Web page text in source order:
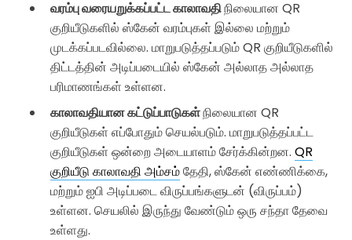
வரம்பு வரையறுக்கப்பட்ட காலாவதிநிலையான QR
குறியீடுகளில் ஸ்கேன் வரம்புகள் இல்லை மற்றும்
முடக்கப்படவில்லை. மாறுபடுத்தப்படும் QR குறியீடுகளில்
திட்டத்தின் அடிப்படையில் ஸ்கேன் அல்லாத அல்லாத
பரிமாணங்கள் உள்ளன.
காலாவதியான கட்டுப்பாடுகள்நிலையான QR
குறியீடுகள் எப்போதும் செயல்படும். மாறுபடுத்தப்பட்ட
குறியீடுகள் ஒன்றை அடையாளம் சேர்க்கின்றன. QR
குறியீடு காலாவதி அம்சம்தேதி, ஸ்கேன் எண்ணிக்கை,
மற்றும் ஐபி அடிப்படை விருப்பங்களுடன் (விருப்பம்)
உள்ளன. செயலில் இருந்து வேண்டும் ஒரு சந்தா தேவை
உள்ளது.